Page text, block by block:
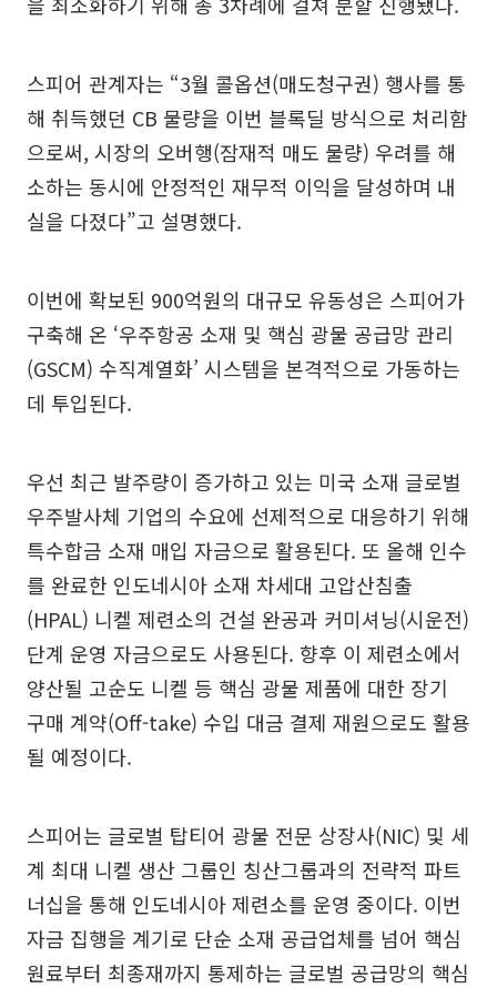
스피어 관계자는 “3월 콜옵션(매도청구권) 행사를 통
해 취득했던 CB 물량을 이번 블록딜 방식으로 처리함
으로써, 시장의 오버행(잠재적 매도 물량) 우려를 해
소하는 동시에 안정적인 재무적 이익을 달성하며 내
실을 다졌다”고 설명했다.
이번에 확보된 900억원의 대규모 유동성은 스피어가
구축해 온 ‘우주항공 소재 및 핵심 광물 공급망 관리
(GSCM) 수직계열화’ 시스템을 본격적으로 가동하는
데 투입된다.
우선 최근 발주량이 증가하고 있는 미국 소재 글로벌
우주발사체 기업의 수요에 선제적으로 대응하기 위해
특수합금 소재 매입 자금으로 활용된다. 또 올해 인수
를 완료한 인도네시아 소재 차세대 고압산침출
(HPAL) 니켈 제련소의 건설 완공과 커미셔닝(시운전)
단계 운영 자금으로도 사용된다. 향후 이 제련소에서
양산될 고순도 니켈 등 핵심 광물 제품에 대한 장기
구매 계약(Off-take) 수입 대금 결제 재원으로도 활용
될 예정이다.
스피어는 글로벌 탑티어 광물 전문 상장사(NIC) 및 세
계 최대 니켈 생산 그룹인 칭산그룹과의 전략적 파트
너십을 통해 인도네시아 제련소를 운영 중이다. 이번
자금 집행을 계기로 단순 소재 공급업체를 넘어 핵심
원료부터 최종재까지 통제하는 글로벌 공급망의 핵심